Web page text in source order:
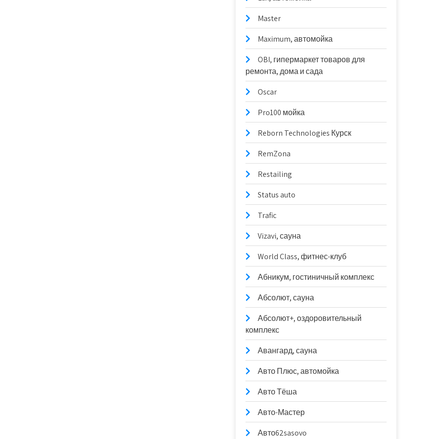
Master
Maximum, автомойка
OBI, гипермаркет товаров для
ремонта, дома и сада
Oscar
Pro100 мойка
Reborn Technologies Курск
RemZona
Restailing
Status auto
Trafic
Vizavi, сауна
World Class, фитнес-клуб
Абникум, гостиничный комплекс
Абсолют, сауна
Абсолют+, оздоровительный
комплекс
Авангард, сауна
Авто Плюс, автомойка
Авто Тёша
Авто-Мастер
Авто62sasovo